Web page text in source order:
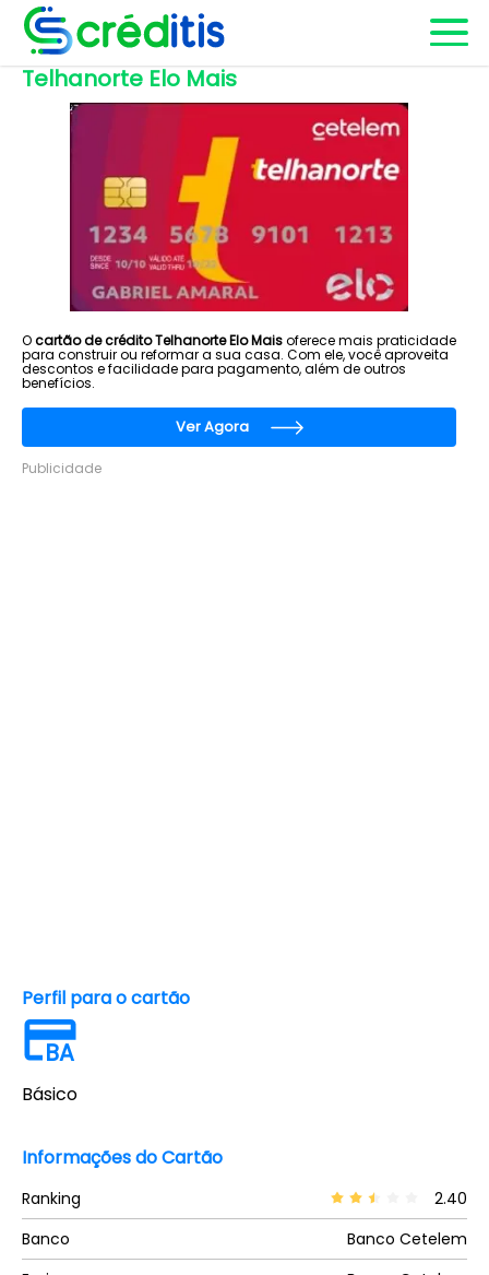
Telhanorte Elo Mais
Ocartão de crédito Telhanorte Elo Maisoferece mais praticidade
para construir ou reformar a sua casa. Com ele, você aproveita
descontos e facilidade para pagamento, além de outros
benefícios.
Ver Agora
Publicidade
Perfil para o cartão
BA
Básico
Informações do Cartão
Ranking
2.40
Banco
Banco Cetelem